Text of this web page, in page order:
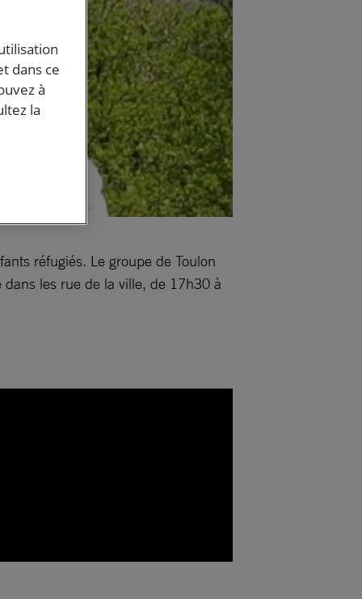
réfugiés. Le groupe de Toulon
les rue de la ville, de 17h30 à
dans ce
à
la